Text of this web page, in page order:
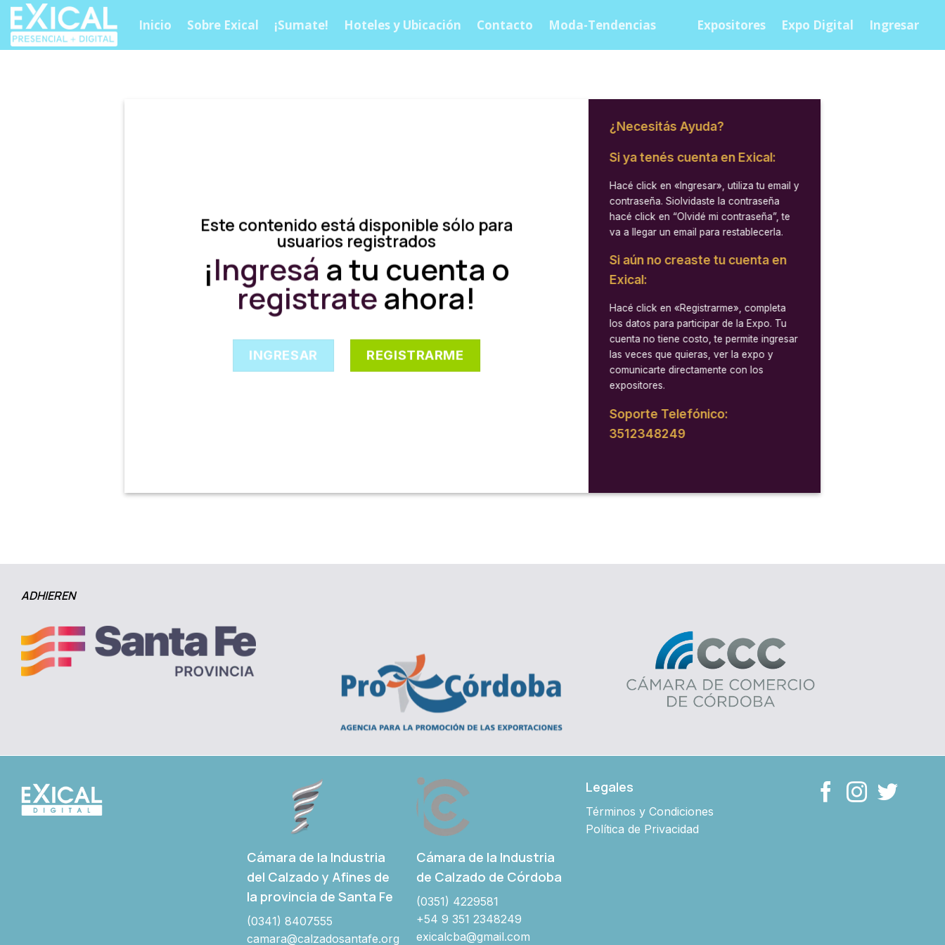
Skip
content
Inicio Sobre Exical ¡Sumate! Hoteles y Ubicación Contacto Moda-Tendencias Expositores Expo Digital Ingresar
Este contenido está disponible sólo para
usuarios registrados
¡Ingresá a tu cuenta o
registrateahora!
INGRESAR REGISTRARME
¿Necesitás Ayuda?
Si ya tenés cuenta en Exical:
Hacé click en «Ingresar», utiliza tu email y
contraseña. Siolvidaste la contraseña
hacé click en “Olvidé mi contraseña”, te
va a llegar un email para restablecerla.
Si aún no creaste tu cuenta en
Exical:
Hacé click en «Registrarme», completa
los datos para participar de la Expo. Tu
cuenta no tiene costo, te permite ingresar
las veces que quieras, ver la expo y
comunicarte directamente con los
expositores.
Soporte Telefónico:
3512348249
ADHIEREN
Cámara de la Industria
del Calzado y Afines de
la provincia de Santa Fe
(0341) 8407555
camara@calzadosantafe.org
Cámara de la Industria
de Calzado de Córdoba
(0351) 4229581
+54 9 351 2348249
exicalcba@gmail.com
Legales
Términos y Condiciones
Política de Privacidad